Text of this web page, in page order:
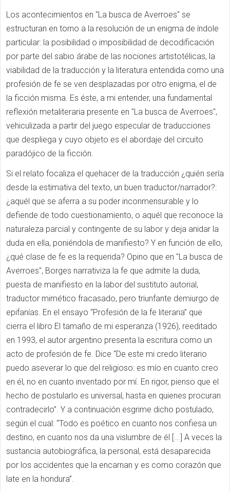
Los acontecimientos en "La busca de Averroes" se
estructuran en torno a la resolución de un enigma de índole
particular: la posibilidad o imposibilidad de decodificación
por parte del sabio árabe de las nociones artistotélicas, la
viabilidad de la traducción y la literatura entendida como una
profesión de fe se ven desplazadas por otro enigma, el de
la ficción misma. Es éste, a mi entender, una fundamental
reflexión metaliteraria presente en "La busca de Averroes",
vehiculizada a partir del juego especular de traducciones
que despliega y cuyo objeto es el abordaje del circuito
paradójico de la ficción.
Si el relato focaliza el quehacer de la traducción ¿quién sería
desde la estimativa del texto, un buen traductor/narrador?:
¿aquél que se aferra a su poder inconmensurable y lo
defiende de todo cuestionamiento, o aquél que reconoce la
naturaleza parcial y contingente de su labor y deja anidar la
duda en ella, poniéndola de manifiesto? Y en función de ello,
¿qué clase de fe es la requerida? Opino que en "La busca de
Averroes", Borges narrativiza la fe que admite la duda,
puesta de manifiesto en la labor del sustituto autorial,
traductor mimético fracasado, pero triunfante demiurgo de
epifanías. En el ensayo “Profesión de la fe literaria” que
cierra el libro El tamaño de mi esperanza (1926), reeditado
en 1993, el autor argentino presenta la escritura como un
acto de profesión de fe. Dice “De este mi credo literario
puedo aseverar lo que del religioso: es mío en cuanto creo
en él, no en cuanto inventado por mí. En rigor, pienso que el
hecho de postularlo es universal, hasta en quienes procuran
contradecirlo”. Y a continuación esgrime dicho postulado,
según el cual: “Todo es poético en cuanto nos confiesa un
destino, en cuanto nos da una vislumbre de él [...] A veces la
sustancia autobiográfica, la personal, está desaparecida
por los accidentes que la encarnan y es como corazón que
late en la hondura”.